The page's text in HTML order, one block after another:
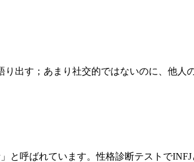
出す；あまり社交的ではないのに、他人
呼ばれています。性格診断テストで